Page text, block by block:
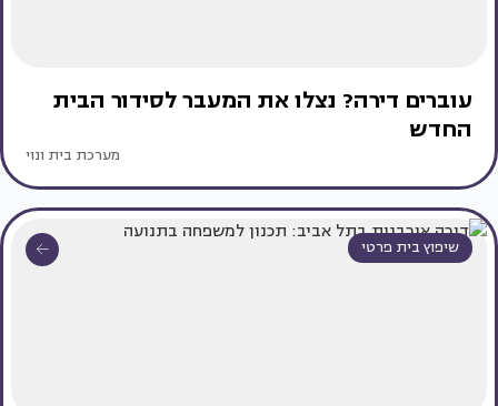
עוברים דירה? נצלו את המעבר לסידור הבית
החדש
מערכת בית ונוי
שיפוץ בית פרטי